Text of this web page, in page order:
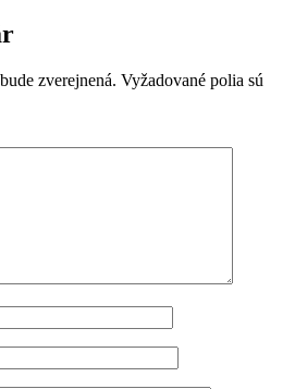
zverejnená. Vyžadované polia sú